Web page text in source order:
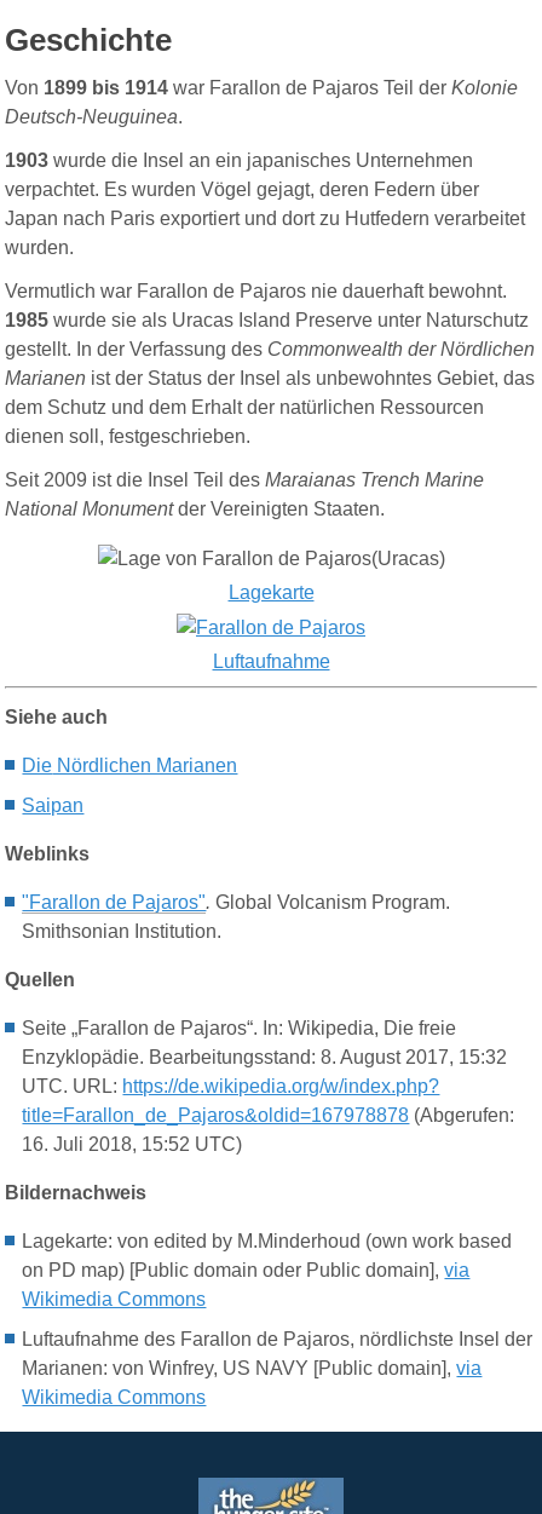
Geschichte
Von 1899 bis 1914war Farallon de Pajaros Teil derKolonie
Deutsch-Neuguinea.
1903 wurde die Insel an ein japanisches Unternehmen
verpachtet. Es wurden Vögel gejagt, deren Federn über
Japan nach Paris exportiert und dort zu Hutfedern verarbeitet
wurden.
Vermutlich war Farallon de Pajaros nie dauerhaft bewohnt.
1985 wurde sie als Uracas Island Preserve unter Naturschutz
gestellt. In der Verfassung des Commonwealth der Nördlichen
Marianen ist der Status der Insel als unbewohntes Gebiet, das
dem Schutz und dem Erhalt der natürlichen Ressourcen
dienen soll, festgeschrieben.
Seit 2009 ist die Insel Teil desMaraianas Trench Marine
National Monumentder Vereinigten Staaten.
Lagekarte
Luftaufnahme
Siehe auch
Die Nördlichen Marianen
Saipan
Weblinks
"Farallon de Pajaros".Global Volcanism Program.
Smithsonian Institution.
Quellen
Seite „Farallon de Pajaros“. In: Wikipedia, Die freie
Enzyklopädie. Bearbeitungsstand: 8. August 2017, 15:32
UTC. URL: https://de.wikipedia.org/w/index.php?
title=Farallon_de_Pajaros&oldid=167978878 (Abgerufen:
16. Juli 2018, 15:52 UTC)
Bildernachweis
Lagekarte: von edited by M.Minderhoud (own work based
on PD map) [Public domain oder Public domain],via
Wikimedia Commons
Luftaufnahme des Farallon de Pajaros, nördlichste Insel der
Marianen: von Winfrey, US NAVY [Public domain],via
Wikimedia Commons